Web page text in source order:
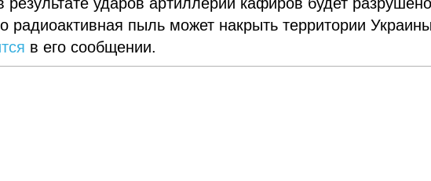
радиоактивная пыль может накрыть территории
в его сообщении.